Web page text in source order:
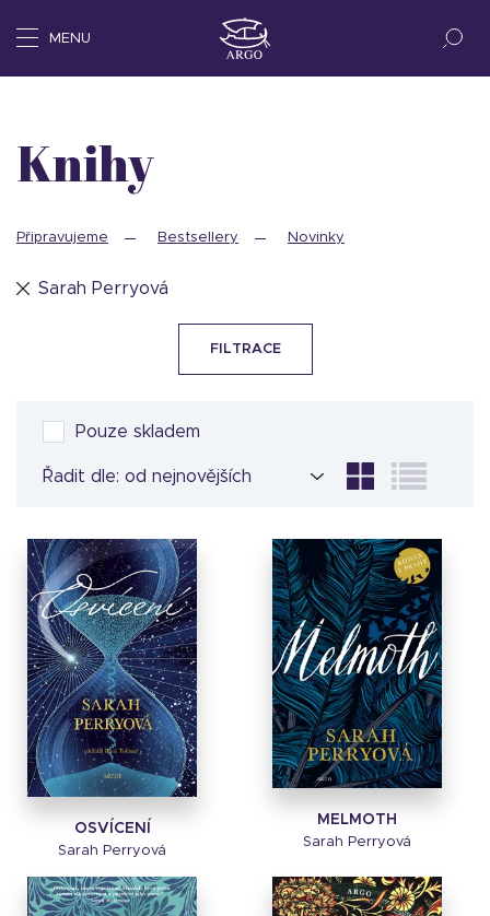
MENU
Knihy
Připravujeme Bestsellery Novinky
Sarah Perryová
FILTRACE
Pouze skladem
Řadit dle:
OSVÍCENÍ
Sarah Perryová
MELMOTH
Sarah Perryová